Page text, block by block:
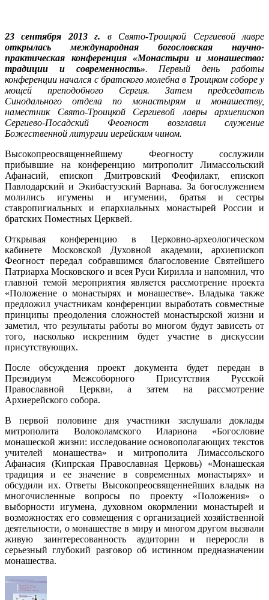
23 сентября 2013 г. в Свято-Троицкой Сергиевой лавре
открылась международная богословская научно-
практическая конференция «Монастыри и монашество:
традиции и современность». Первый день работы
конференции начался с братского молебна в Троицком соборе у
мощей преподобного Сергия. Затем председатель
Синодального отдела по монастырям и монашеству,
наместник Свято-Троицкой Сергиевой лавры архиепископ
Сергиево-Посадский Феогност возглавил служение
Божественной литургии иерейским чином.
Высокопреосвященнейшему Феогносту сослужили
прибывшие на конференцию митрополит Лимассольский
Афанасий, епископ Дмитровский Феофилакт, епископ
Павлодарский и Экибастузский Варнава. За богослужением
молились игумены и игумении, братья и сестры
ставропигиальных и епархиальных монастырей России и
братских Поместных Церквей.
Открывая конференцию в Церковно-археологическом
кабинете Московской Духовной академии, архиепископ
Феогност передал собравшимся благословение Святейшего
Патриарха Московского и всея Руси Кирилла и напомнил, что
главной темой мероприятия является рассмотрение проекта
«Положение о монастырях и монашестве». Владыка также
предложил участникам конференции выработать совместные
принципы преодоления сложностей монастырской жизни и
заметил, что результаты работы во многом будут зависеть от
того, насколько искренним будет участие в дискуссии
присутствующих.
После обсуждения проект документа будет передан в
Президиум Межсоборного Присутствия Русской
Православной Церкви, а затем на рассмотрение
Архиерейского собора.
В первой половине дня участники заслушали доклады
митрополита Волоколамского Илариона «Богословие
монашеской жизни: исследование основополагающих текстов
учителей монашества» и митрополита Лимассольского
Афанасия (Кипрская Православная Церковь) «Монашеская
традиция и ее значение в современных монастырях» и
обсудили их. Ответы Высокопреосвященнейших владык на
многочисленные вопросы по проекту «Положения» о
выборности игумена, духовном окормлении монастырей и
возможностях его совмещения с организацией хозяйственной
деятельности, о монашестве в миру и многом другом вызвали
живую заинтересованность аудитории и переросли в
серьезный глубокий разговор об истинном предназначении
монашества.